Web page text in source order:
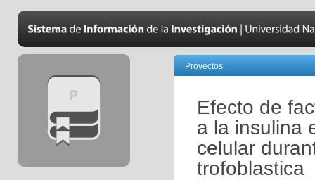
Proyectos
Efecto de
a la insulina
celular
trofoblastica